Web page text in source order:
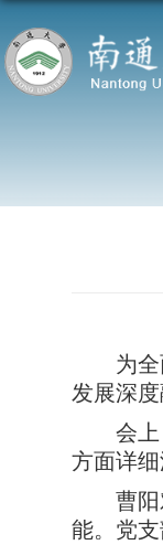
为
发展深度
会上
方面详
曹阳
能。党